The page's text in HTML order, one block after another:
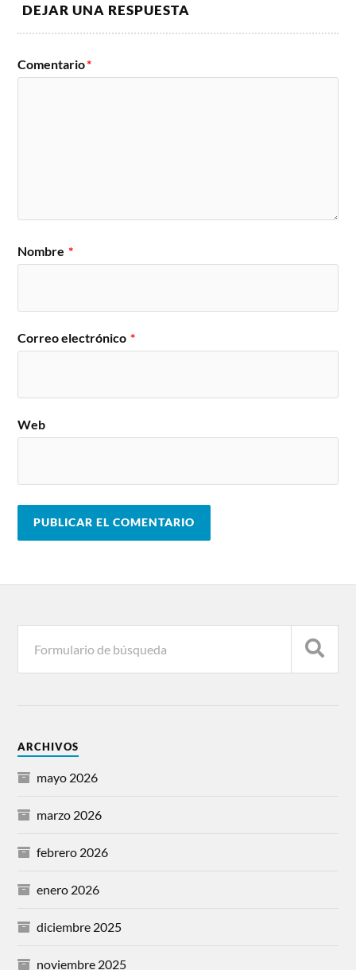
DEJAR UNA RESPUESTA
Comentario*
Nombre *
Correo electrónico *
Web
ARCHIVOS
mayo 2026
marzo 2026
febrero 2026
enero 2026
diciembre 2025
noviembre 2025